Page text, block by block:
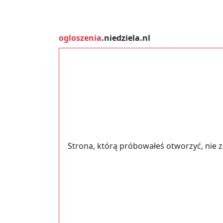
ogloszenia.niedziela.nl
Strona, którą próbowałeś otworzyć, nie